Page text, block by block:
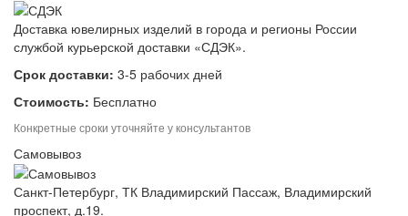
Доставка ювелирных изделий в города и регионы России
службой курьерской доставки «СДЭК».
Срок доставки: 3-5 рабочих дней
Стоимость: Бесплатно
Конкретные сроки уточняйте у консультантов
Самовывоз
Санкт-Петербург, ТК Владимирский Пассаж, Владимирский
проспект, д.19.